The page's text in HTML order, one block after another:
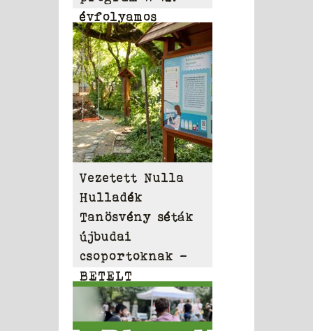
évfolyamos
diákoknak
Vezetett Nulla
Hulladék
Tanösvény séták
újbudai
csoportoknak –
BETELT